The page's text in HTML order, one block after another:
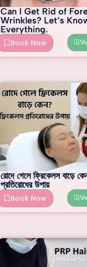
Can I Get Rid of
Wrinkles? Let’s
Everything.
Book Now
রোদে গেলে ফ্রিকেলস বাড়ে
প্রতিরোধের উপায়
Book Now